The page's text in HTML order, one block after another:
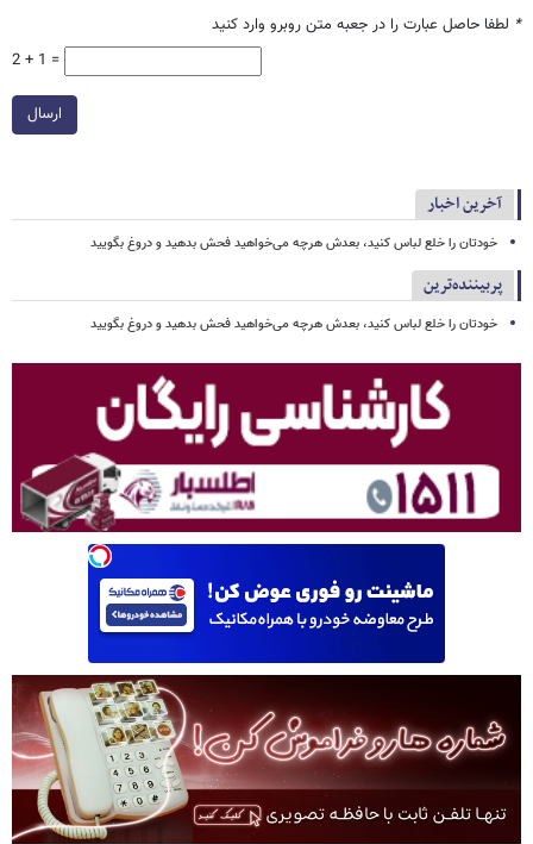
* لطفا حاصل عبارت را در جعبه متن روبرو وارد کنید
2 + 1 =
ارسال
آخرین اخبار
خودتان را خلع لباس کنید، بعدش هرچه می‌خواهید فحش بدهید و دروغ بگویید
پربیننده‌ترین
خودتان را خلع لباس کنید، بعدش هرچه می‌خواهید فحش بدهید و دروغ بگویید